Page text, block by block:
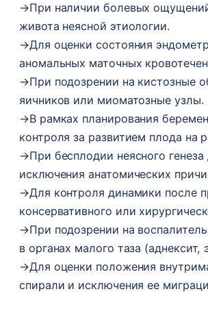
→При наличии болевых
живота неясной этиологии.
→Для оценки состояния
аномальных маточных
→При подозрении на кистозные
яичников или миоматозные узлы.
→В рамках планирования
контроля за развитием плода на
→При бесплодии неясного генеза
исключения анатомических
→Для контроля динамики после
консервативного или
→При подозрении на
в органах малого таза (аднексит,
→Для оценки положения
спирали и исключения ее